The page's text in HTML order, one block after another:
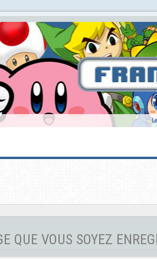
QUE VOUS SOYEZ